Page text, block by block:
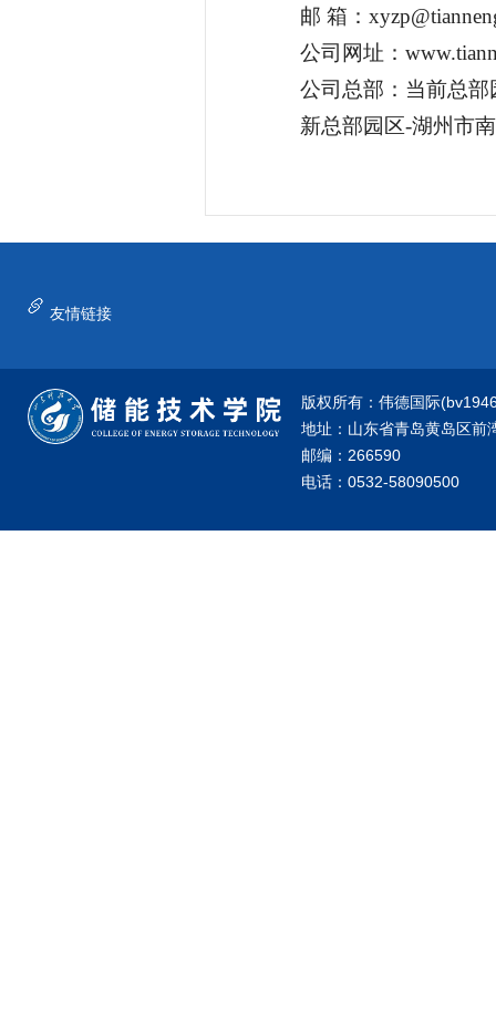
邮 箱：
公司网址：
公司总部：当前总
新总部园区-湖州市
友情链接
版权所有：伟德国际
地址：山东省青岛黄岛区前
邮编：266590
电话：0532-58090500